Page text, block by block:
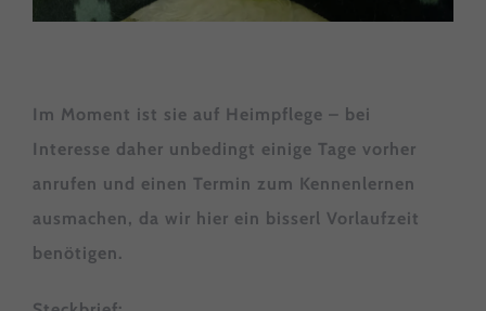
Im Moment ist sie auf Heimpflege – bei
Interesse daher unbedingt einige Tage vorher
anrufen und einen Termin zum Kennenlernen
ausmachen, da wir hier ein bisserl Vorlaufzeit
benötigen.